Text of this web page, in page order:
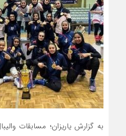
به گزارش یاریزان؛ مسابقات